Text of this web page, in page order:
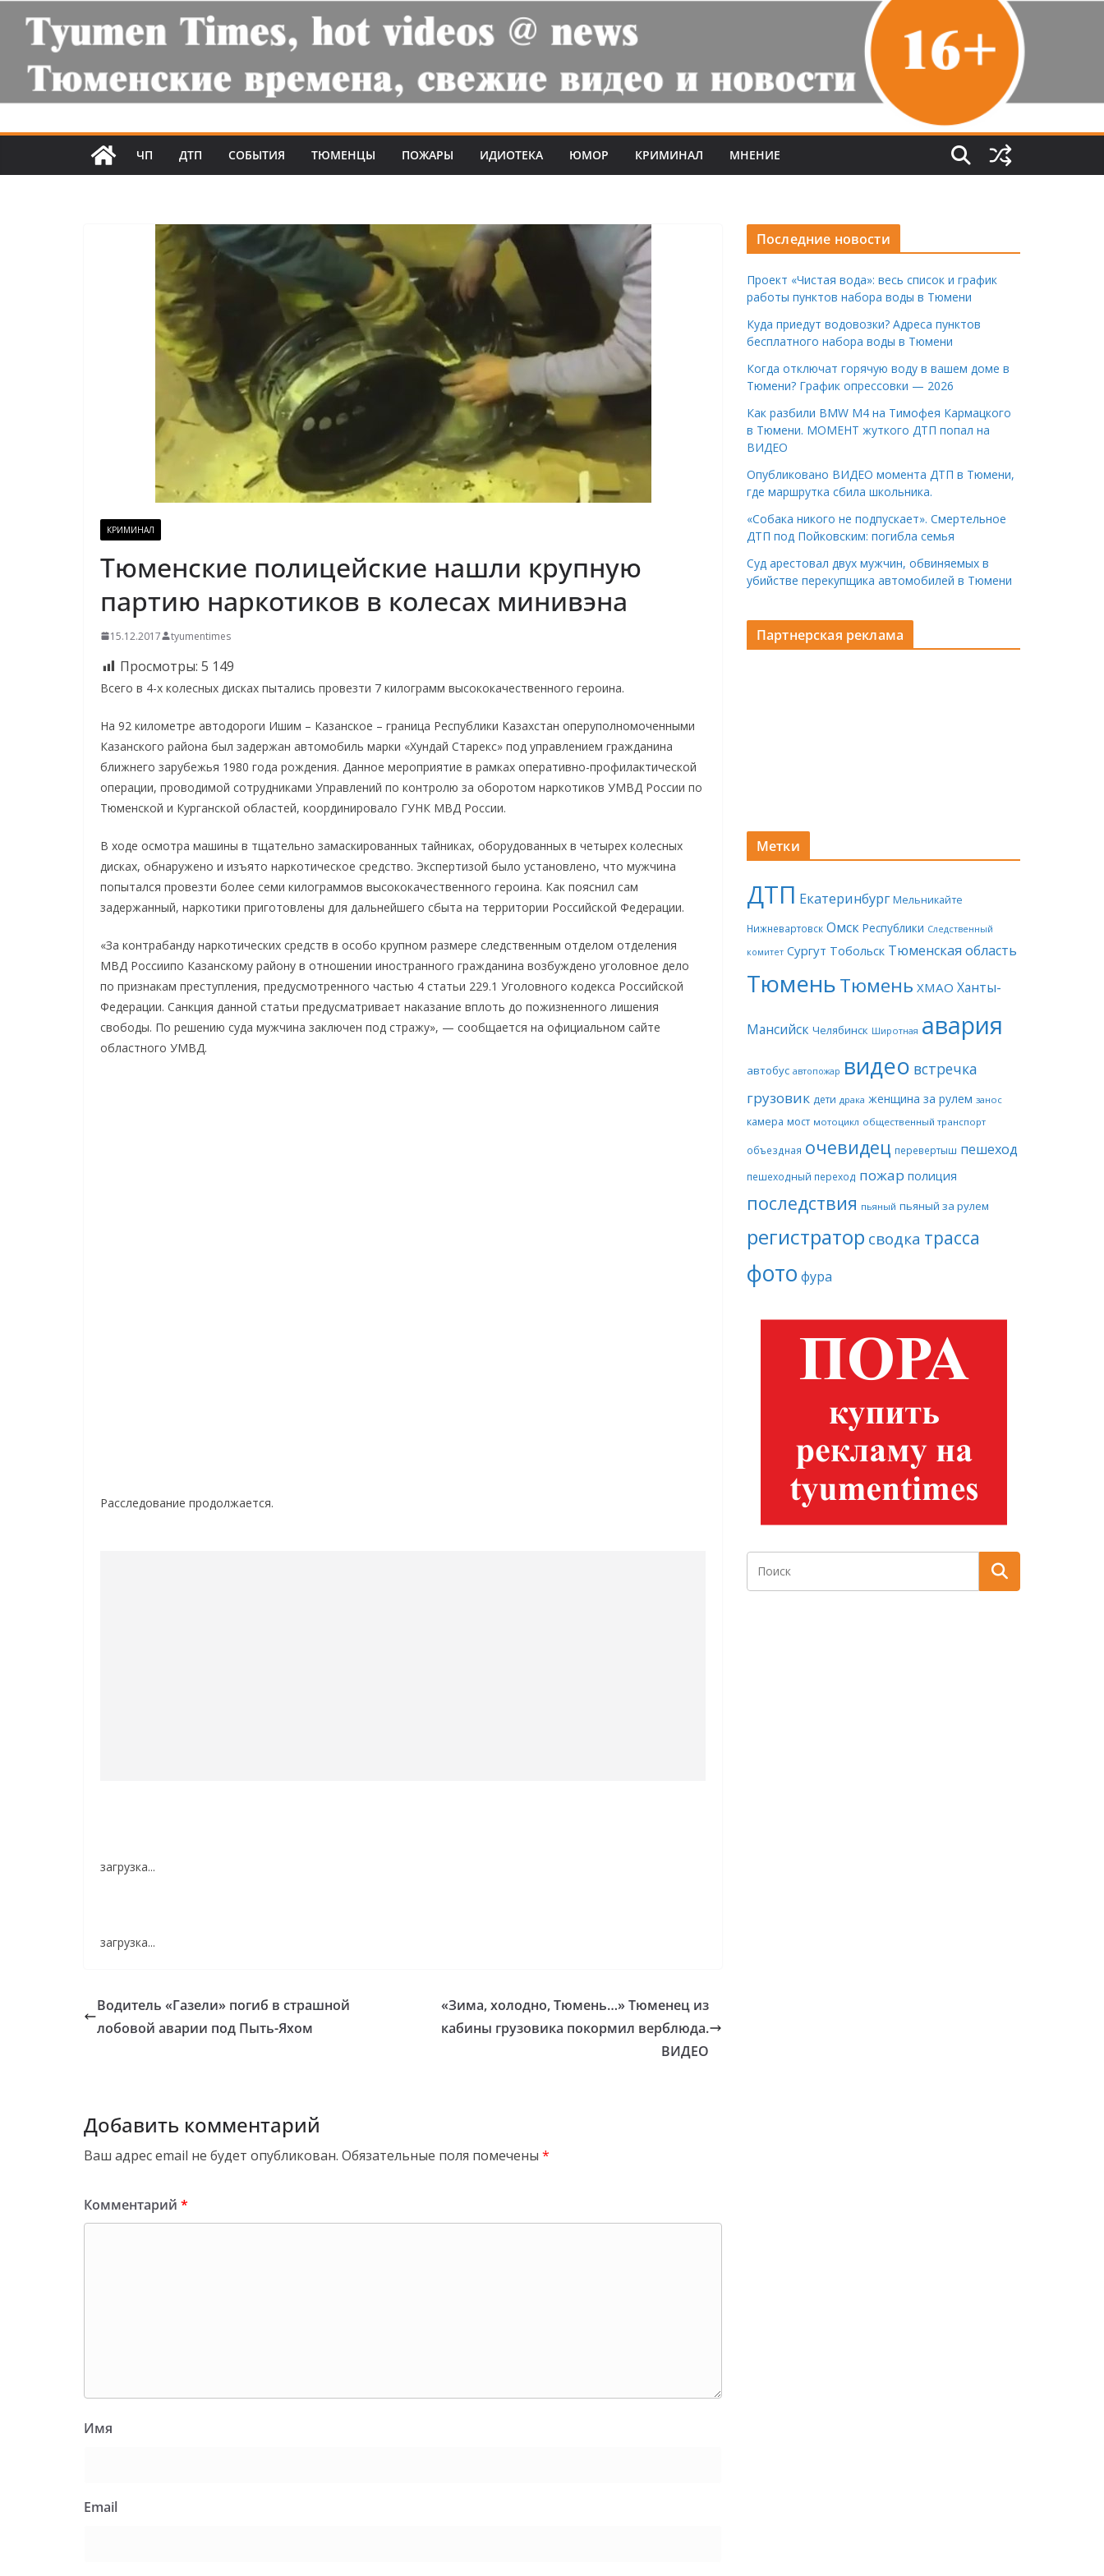
ЧП ДТП СОБЫТИЯ ТЮМЕНЦЫ ПОЖАРЫ ИДИОТЕКА ЮМОР КРИМИНАЛ МНЕНИЕ
КРИМИНАЛ
Тюменские полицейские нашли крупную
партию наркотиков в колесах минивэна
15.12.2017 tyumentimes
Просмотры: 5 149
Всего в 4-х колесных дисках пытались провезти 7 килограмм высококачественного героина.
На 92 километре автодороги Ишим – Казанское – граница Республики Казахстан оперуполномоченными
Казанского района был задержан автомобиль марки «Хундай Старекс» под управлением гражданина
ближнего зарубежья 1980 года рождения. Данное мероприятие в рамках оперативно-профилактической
операции, проводимой сотрудниками Управлений по контролю за оборотом наркотиков УМВД России по
Тюменской и Курганской областей, координировало ГУНК МВД России.
В ходе осмотра машины в тщательно замаскированных тайниках, оборудованных в четырех колесных
дисках, обнаружено и изъято наркотическое средство. Экспертизой было установлено, что мужчина
попытался провезти более семи килограммов высококачественного героина. Как пояснил сам
задержанный, наркотики приготовлены для дальнейшего сбыта на территории Российской Федерации.
«За контрабанду наркотических средств в особо крупном размере следственным отделом отделения
МВД Россиипо Казанскому району в отношении иностранного гражданина возбуждено уголовное дело
по признакам преступления, предусмотренного частью 4 статьи 229.1 Уголовного кодекса Российской
Федерации. Санкция данной статьи предусматривает наказание вплоть до пожизненного лишения
свободы. По решению суда мужчина заключен под стражу», — сообщается на официальном сайте
областного УМВД.
Расследование продолжается.
загрузка...
загрузка...
Водитель «Газели» погиб в страшной
лобовой аварии под Пыть-Яхом
«Зима, холодно, Тюмень…» Тюменец из
кабины грузовика покормил верблюда.
ВИДЕО
Добавить комментарий
Ваш адрес email не будет опубликован. Обязательные поля помечены *
Комментарий *
Имя
Email
Последние новости
Проект «Чистая вода»: весь список и график
работы пунктов набора воды в Тюмени
Куда приедут водовозки? Адреса пунктов
бесплатного набора воды в Тюмени
Когда отключат горячую воду в вашем доме в
Тюмени? График опрессовки — 2026
Как разбили BMW M4 на Тимофея Кармацкого
в Тюмени. МОМЕНТ жуткого ДТП попал на
ВИДЕО
Опубликовано ВИДЕО момента ДТП в Тюмени,
где маршрутка сбила школьника.
«Собака никого не подпускает». Смертельное
ДТП под Пойковским: погибла семья
Суд арестовал двух мужчин, обвиняемых в
убийстве перекупщика автомобилей в Тюмени
Партнерская реклама
Метки
ДТП Екатеринбург Мельникайте
Нижневартовск Омск Республики Следственный
комитет Сургут Тобольск Тюменская область
ТюменьТюмень ХМАО Ханты-
Мансийск Челябинск Широтная авария
автобус автопожар видео встречка
грузовик дети драка женщина за рулем занос
камера мост мотоцикл общественный транспорт
объездная очевидец перевертыш пешеход
пешеходный переход пожар полиция
последствия пьяный пьяный за рулем
регистратор сводка трасса
фото фура